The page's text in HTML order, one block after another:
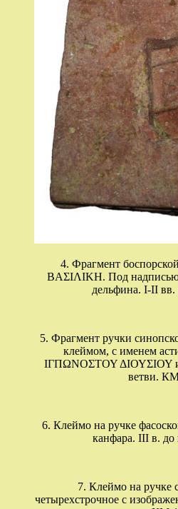
4. Фрагмент
ΒΑΣΙΛΙΚΗ. Под надписью
дельфина. I-II
5. Фрагмент ручки
клеймом, с именем
ΙΓΠΩΝΟΣΤΟΥ ΔΙΟΥΣΙΟΥ и
ветви.
6. Клеймо на ручке
канфара. III в.
7. Клеймо на ручке
четырехстрочное с